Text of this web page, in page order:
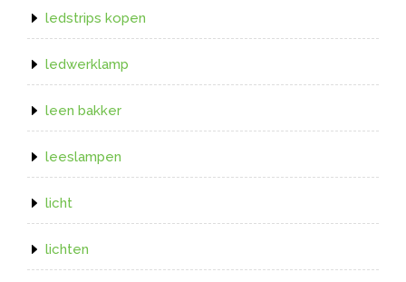
ledstrips kopen
ledwerklamp
leen bakker
leeslampen
licht
lichten